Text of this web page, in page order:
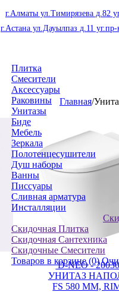
г.Алматы ул.Тимирязева д.82
г.Астана ул.Дауылпаз д.11
Плитка
Смесители
Аксессуары
Раковины
Унитазы
Биде
Мебель
Зеркала
Полотенцесушители
Душ наборы
Ванны
Писсуары
Сливная арматура
Инсталляции
Скидочная Плитка
Скидочная Сантехника
Скидочные Смесители
Товаров в корзине(0)
Главная/
D-NEO -
УНИТАЗ
FS 580 MM,